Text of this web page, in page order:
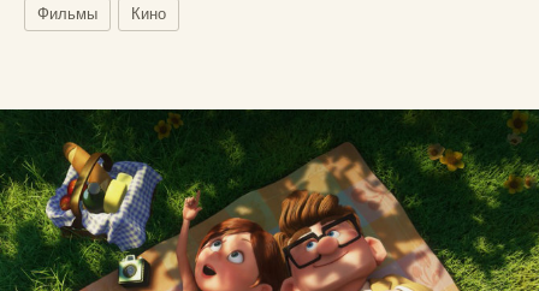
Фильмы Кино